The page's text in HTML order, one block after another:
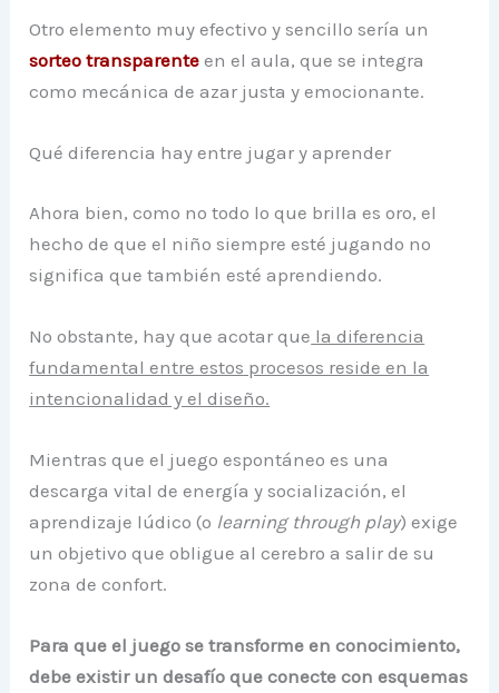
Otro elemento muy efectivo y sencillo sería un
sorteo transparente en el aula, que se integra
como mecánica de azar justa y emocionante.
Qué diferencia hay entre jugar y aprender
Ahora bien, como no todo lo que brilla es oro, el
hecho de que el niño siempre esté jugando no
significa que también esté aprendiendo.
No obstante, hay que acotar que la diferencia
fundamental entre estos procesos reside en la
intencionalidad y el diseño.
Mientras que el juego espontáneo es una
descarga vital de energía y socialización, el
aprendizaje lúdico (o learning through play) exige
un objetivo que obligue al cerebro a salir de su
zona de confort.
Para que el juego se transforme en conocimiento,
debe existir un desafío que conecte con esquemas